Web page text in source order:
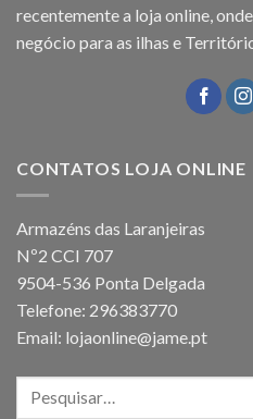
recentemente a loja online,
negócio para as ilhas e
CONTATOS LOJA ONLINE
Armazéns das Laranjeiras
Nº2 CCI 707
9504-536 Ponta Delgada
Telefone: 296383770
Email: lojaonline@jame.pt